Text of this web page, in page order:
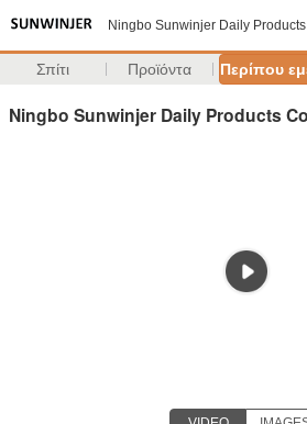
Ningbo Sunwinjer Daily Products
Σπίτι Προϊόντα Περίπου
Ningbo Sunwinjer Daily Products